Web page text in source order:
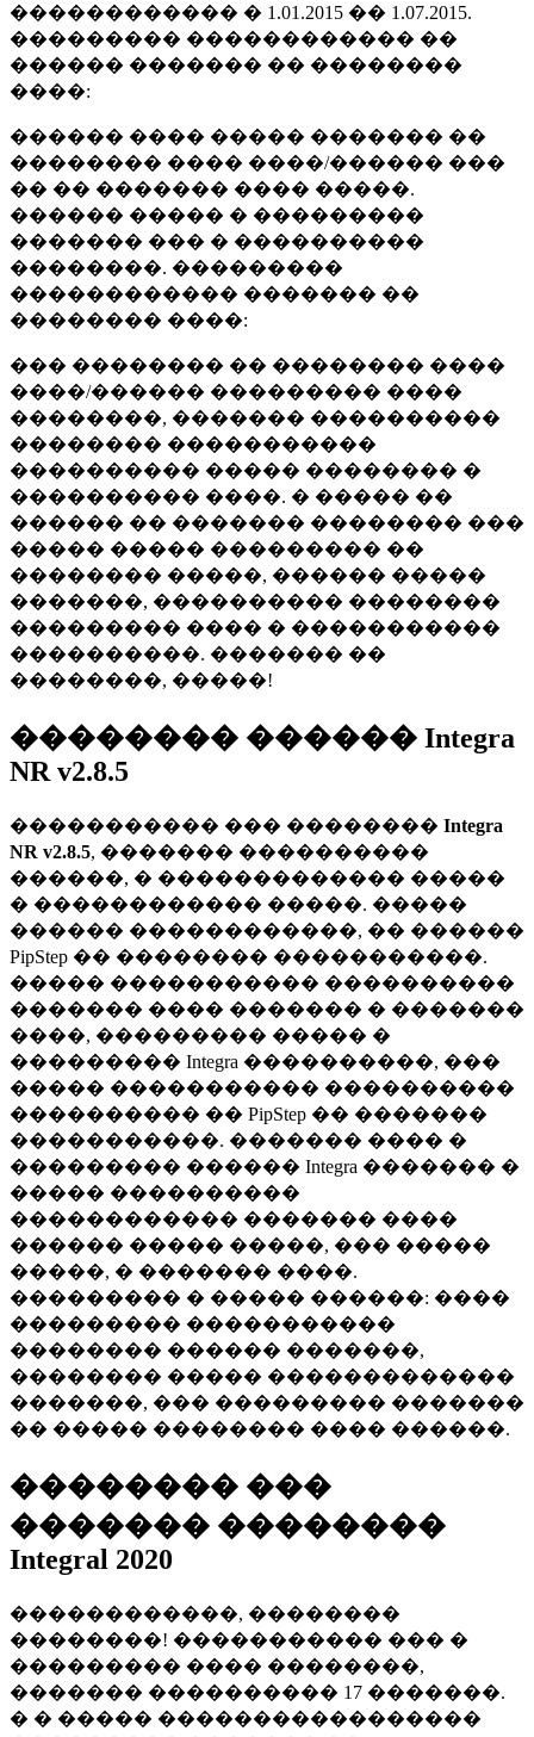
������������ � 1.01.2015 �� 1.07.2015.
��������� ������������ ��
������ ������� �� ��������
����:
������ ���� ����� ������� ��
�������� ���� ����/������ ���
�� �� ������� ���� �����.
������ ����� � ���������
������� ��� � ����������
��������. ���������
������������ ������� ��
�������� ����:
��� �������� �� �������� ����
����/������ ��������� ����
��������, ������� ����������
�������� �����������
���������� ����� �������� �
���������� ����. � ����� ��
������ �� ������� �������� ���
����� ����� ��������� ��
�������� �����, ������ �����
�������, ���������� ��������
��������� ���� � �����������
����������. ������� ��
��������, �����!
�������� ������ Integra
NR v2.8.5
����������� ��� �������� Integra
NR v2.8.5, ������� ����������
������, � ������������� �����
� ������������ �����. �����
������ ������������, �� ������
PipStep �� �������� �����������.
����� ����������� ����������
������� ���� ������� � �������
����, ��������� ����� �
��������� Integra ����������, ���
����� ����������� ����������
���������� �� PipStep �� �������
�����������. ������� ���� �
��������� ������ Integra ������� �
����� ����������
������������ ������� ����
������ ����� �����, ��� �����
�����, � ������� ����.
��������� � ����� ������: ����
��������� �����������
�������� ������ �������,
�������� ����� �������������
�������, ��� ��������� �������
�� ����� �������� ���� ������.
�������� ���
������� ��������
Integral 2020
������������, ��������
��������! ����������� ��� �
��������� ���� ��������,
������� ���������� 17 �������.
� � ����� �����������������